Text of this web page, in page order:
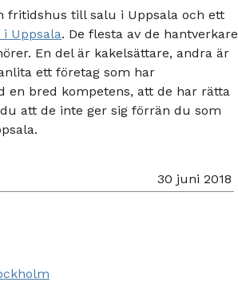
fritidshus till salu i Uppsala och ett
Uppsala. De flesta av de hantverkare
En del är kakelsättare, andra är
ett företag som har
en bred kompetens, att de har rätta
att de inte ger sig förrän du som
30 juni 2018